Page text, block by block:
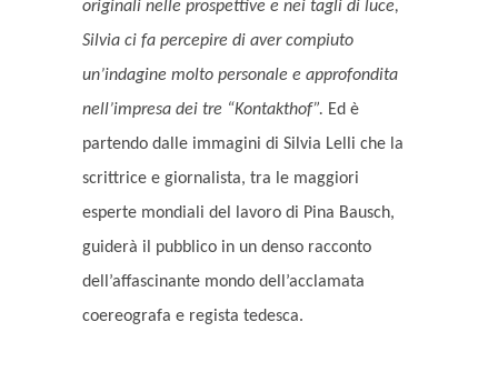
originali nelle prospettive e nei tagli di luce,
Silvia ci fa percepire di aver compiuto
un’indagine molto personale e approfondita
nell’impresa dei tre “Kontakthof”. Ed è
partendo dalle immagini di Silvia Lelli che la
scrittrice e giornalista, tra le maggiori
esperte mondiali del lavoro di Pina Bausch,
guiderà il pubblico in un denso racconto
dell’affascinante mondo dell’acclamata
coereografa e regista tedesca.